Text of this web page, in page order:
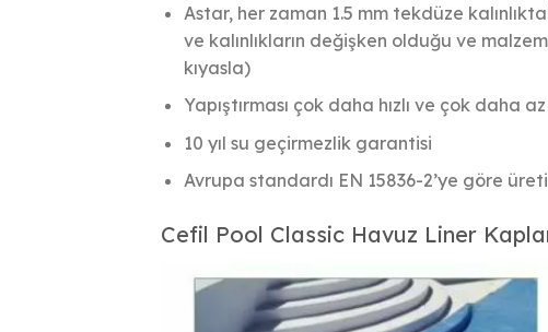
Astar, her zaman 1.5 mm tekdüze
ve kalınlıkların değişken olduğu ve
kıyasla)
Yapıştırması çok daha hızlı ve çok daha
10 yıl su geçirmezlik garantisi
Avrupa standardı EN 15836-2’ye göre
Cefil Pool Classic Havuz Liner